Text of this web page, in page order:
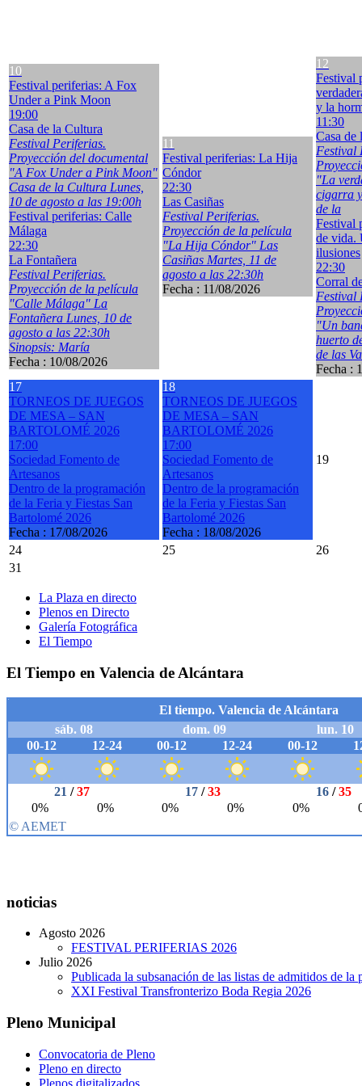
10
Festival periferias: A Fox
Under a Pink Moon
19:00
Casa de la Cultura
Festival Periferias.
Proyección del documental
"A Fox Under a Pink Moon"
Casa de la Cultura Lunes,
10 de agosto a las 19:00h
Festival periferias: Calle
Málaga
22:30
La Fontañera
Festival Periferias.
Proyección de la película
"Calle Málaga" La
Fontañera Lunes, 10 de
agosto a las 22:30h
Sinopsis: María
Fecha : 10/08/2026
11
Festival periferias: La Hija
Cóndor
22:30
Las Casiñas
Festival Periferias.
Proyección de la película
"La Hija Cóndor" Las
Casiñas Martes, 11 de
agosto a las 22:30h
Fecha : 11/08/2026
12
Festival
y la
11:30
Casa de
Festival
"La
cigarra
de la
Festival
de vida.
ilusiones
22:30
Corral
Festival
"Un
huerto
de las
Fecha :
17
TORNEOS DE JUEGOS
DE MESA – SAN
BARTOLOMÉ 2026
17:00
Sociedad Fomento de
Artesanos
Dentro de la programación
de la Feria y Fiestas San
Bartolomé 2026
Fecha : 17/08/2026
18
TORNEOS DE JUEGOS
DE MESA – SAN
BARTOLOMÉ 2026
17:00
Sociedad Fomento de
Artesanos
Dentro de la programación
de la Feria y Fiestas San
Bartolomé 2026
Fecha : 18/08/2026
19
24 25 26
31
La Plaza en directo
Plenos en Directo
Galería Fotográfica
El Tiempo
El Tiempo en Valencia de Alcántara
noticias
Agosto 2026
FESTIVAL PERIFERIAS 2026
Julio 2026
Publicada la subsanación de las listas de admitidos de
XXI Festival Transfronterizo Boda Regia 2026
Pleno Municipal
Convocatoria de Pleno
Pleno en directo
Plenos digitalizados